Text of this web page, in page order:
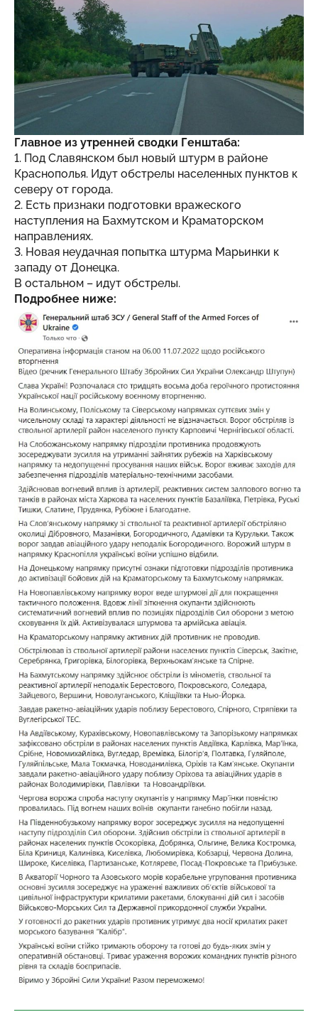
Главное из утренней сводки Генштаба:
1. Под Славянском был новый штурм в районе
Краснополья. Идут обстрелы населенных пунктов к
северу от города.
2. Есть признаки подготовки вражеского
наступления на Бахмутском и Краматорском
направлениях.
3. Новая неудачная попытка штурма Марьинки к
западу от Донецка.
В остальном – идут обстрелы.
Подробнее ниже: